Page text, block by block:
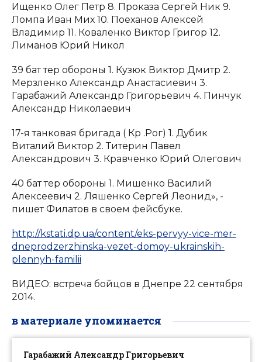
Ищенко Олег Петр 8. Проказа Сергей Ник 9.
Ломпа Иван Мих 10. Поеханов Алексей
Владимир 11. Коваленко Виктор Григор 12.
Лиманов Юрий Никол
39 бат тер обороны 1. Кузюк Виктор Дмитр 2.
Мерзленко Александр Анастасиевич 3.
Гарабажий Александр Григорьевич 4. Пинчук
Александр Николаевич
17-я танковая бригада ( Кр .Рог) 1. Дубик
Виталий Виктор 2. Титерин Павел
Александрович 3. Кравченко Юрий Олегович
40 бат тер обороны 1. Мишенко Василий
Алексеевич 2. Ляшенко Сергей Леонид», -
пишет Филатов в своем фейсбуке.
http://kstati.dp.ua/content/eks-pervyy-vice-mer-
dneprodzerzhinska-vezet-domoy-ukrainskih-
plennyh-familii
ВИДЕО: встреча бойцов в Днепре 22 сентября
2014.
в материале упоминается
Гарабажий Александр Григорьевич